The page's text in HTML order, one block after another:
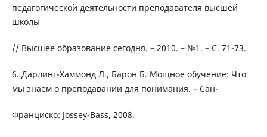
педагогической деятельности преподавателя высшей
школы
// Высшее образование сегодня. – 2010. – №1. – С. 71-73.
6. Дарлинг-Хаммонд Л., Барон Б. Мощное обучение: Что
мы знаем о преподавании для понимания. – Сан-
Франциско: Jossey-Bass, 2008.